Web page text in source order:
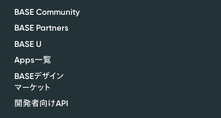
BASE Community
BASE Partners
BASE U
Apps一覧
BASEデザイン
マーケット
開発者向けAPI